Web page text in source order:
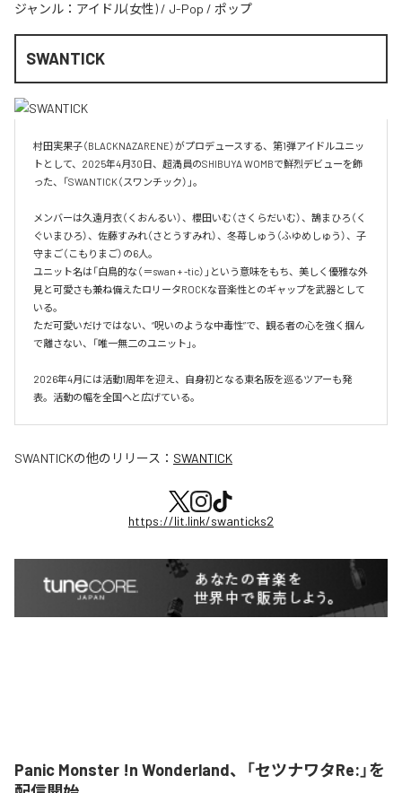
ジャンル： アイドル(女性) / J-Pop / ポップ
SWANTICK
村田実果子（BLACKNAZARENE）がプロデュースする、第1弾アイドルユニッ
トとして、2025年4月30日、超満員のSHIBUYA WOMBで鮮烈デビューを飾
った、「SWANTICK（スワンチック）」。
メンバーは久遠月衣（くおんるい）、櫻田いむ（さくらだいむ）、鵠まひろ（く
ぐいまひろ）、佐藤すみれ（さとうすみれ）、冬苺しゅう（ふゆめしゅう）、子
守まご（こもりまご）の6人。
ユニット名は「白鳥的な（＝swan + -tic）」という意味をもち、美しく優雅な外
見と可愛さも兼ね備えたロリータROCKな音楽性とのギャップを武器として
いる。
ただ可愛いだけではない、“呪いのような中毒性”で、観る者の心を強く掴ん
で離さない、「唯一無二のユニット」。
2026年4月には活動1周年を迎え、自身初となる東名阪を巡るツアーも発
表。活動の幅を全国へと広げている。
SWANTICKの他のリリース： SWANTICK
https://lit.link/swanticks2
Panic Monster !n Wonderland、「セツナワタRe:」を